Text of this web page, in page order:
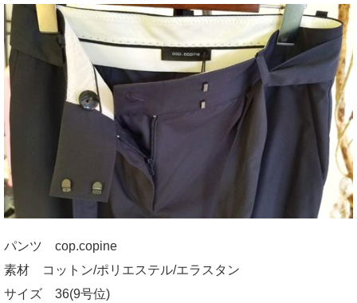
パンツ cop.copine
素材 コットン/ポリエステル/エラスタン
サイズ 36(9号位)